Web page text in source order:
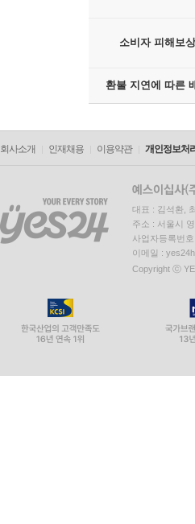
소비자 피해보상
환불 지연에 따른
회사소개 인재채용 이용약관 개인정보처
대표 : 김석환,
주소 : 서울시
사업자등록번
이메일 :
Copyright ⓒ